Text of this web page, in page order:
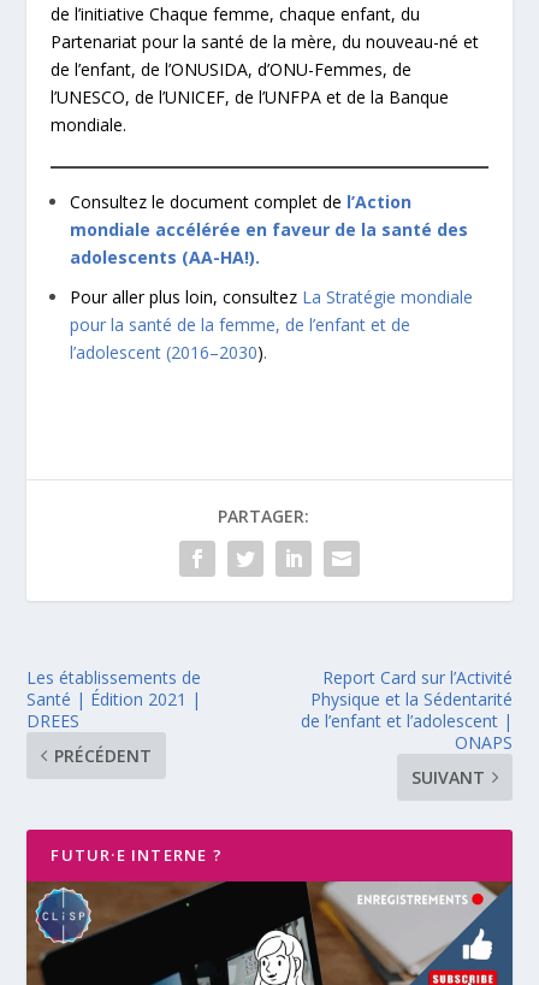
de l’initiative Chaque femme, chaque enfant, du
Partenariat pour la santé de la mère, du nouveau-né et
de l’enfant, de l’ONUSIDA, d’ONU-Femmes, de
l’UNESCO, de l’UNICEF, de l’UNFPA et de la Banque
mondiale.
Consultez le document complet de l’Action
mondiale accélérée en faveur de la santé des
adolescents (AA-HA!).
Pour aller plus loin, consultez La Stratégie mondiale
pour la santé de la femme, de l’enfant et de
l’adolescent (2016–2030).
PARTAGER:
Les établissements de
Santé | Édition 2021 |
DREES
PRÉCÉDENT
Report Card sur l’Activité
Physique et la Sédentarité
de l’enfant et l’adolescent |
ONAPS
SUIVANT
FUTUR·E INTERNE ?